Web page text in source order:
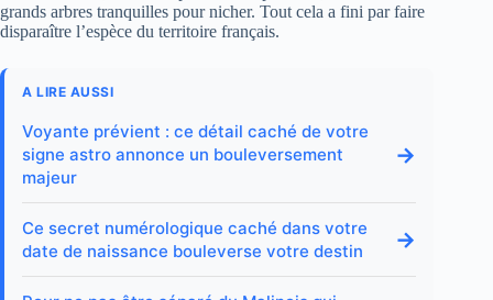
grands arbres tranquilles pour nicher. Tout cela a fini par faire
disparaître l’espèce du territoire français.
A LIRE AUSSI
Voyante prévient : ce détail caché de votre
signe astro annonce un bouleversement
majeur
→
Ce secret numérologique caché dans votre
date de naissance bouleverse votre destin
→